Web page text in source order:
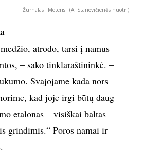
Žurnalas "Moteris" (A. Stanevičienės nuotr.)
atrodo, tarsi į namus
– sako tinklaraštininkė. –
Svajojame kada nors
kad joje irgi būtų daug
etalonas – visiškai baltas
grindimis.“ Poros namai ir